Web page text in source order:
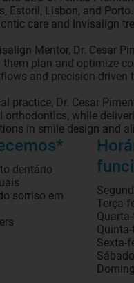
Estoril, Lisbon, and
care and Invisalign
Mentor, Dr. Cesar
them plan and optimize
and precision-driven
practice, Dr. Cesar
while
in smile design and
dentário
sorriso em
Terça-
Sexta-
Sábado